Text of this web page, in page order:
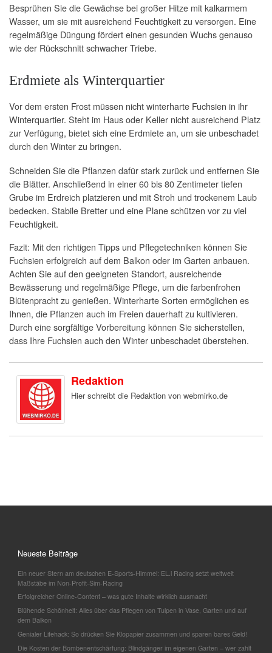
Besprühen Sie die Gewächse bei großer Hitze mit kalkarmem
Wasser, um sie mit ausreichend Feuchtigkeit zu versorgen. Eine
regelmäßige Düngung fördert einen gesunden Wuchs genauso
wie der Rückschnitt schwacher Triebe.
Erdmiete als Winterquartier
Vor dem ersten Frost müssen nicht winterharte Fuchsien in ihr
Winterquartier. Steht im Haus oder Keller nicht ausreichend Platz
zur Verfügung, bietet sich eine Erdmiete an, um sie unbeschadet
durch den Winter zu bringen.
Schneiden Sie die Pflanzen dafür stark zurück und entfernen Sie
die Blätter. Anschließend in einer 60 bis 80 Zentimeter tiefen
Grube im Erdreich platzieren und mit Stroh und trockenem Laub
bedecken. Stabile Bretter und eine Plane schützen vor zu viel
Feuchtigkeit.
Fazit: Mit den richtigen Tipps und Pflegetechniken können Sie
Fuchsien erfolgreich auf dem Balkon oder im Garten anbauen.
Achten Sie auf den geeigneten Standort, ausreichende
Bewässerung und regelmäßige Pflege, um die farbenfrohen
Blütenpracht zu genießen. Winterharte Sorten ermöglichen es
Ihnen, die Pflanzen auch im Freien dauerhaft zu kultivieren.
Durch eine sorgfältige Vorbereitung können Sie sicherstellen,
dass Ihre Fuchsien auch den Winter unbeschadet überstehen.
Redaktion
Hier schreibt die Redaktion von webmirko.de
Neueste Beiträge
Ein neuer Stern am deutschen E-Sports-Himmel: EL.i Racing setzt weltweit
Maßstäbe im Non-Profit-Sim-Racing
Erfolgreicher Online-Content – was gute Inhalte wirklich ausmacht
Blühende Schönheit: Alles über das Pflegen von Tulpen in Vase, Garten und auf
dem Balkon
Genialer Lifehack: So drücken Sie Klopapier zusammen und sparen bares Geld!
Die Kosten der Bombenentschärfung: Blindgänger im eigenen Garten – wer zahlt